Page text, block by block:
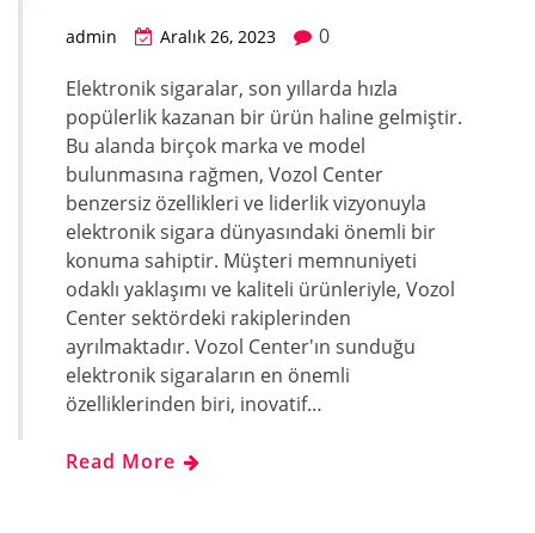
admin Aralık 26, 2023
0
Elektronik sigaralar, son yıllarda hızla
popülerlik kazanan bir ürün haline gelmiştir.
Bu alanda birçok marka ve model
bulunmasına rağmen, Vozol Center
benzersiz özellikleri ve liderlik vizyonuyla
elektronik sigara dünyasındaki önemli bir
konuma sahiptir. Müşteri memnuniyeti
odaklı yaklaşımı ve kaliteli ürünleriyle, Vozol
Center sektördeki rakiplerinden
ayrılmaktadır. Vozol Center'ın sunduğu
elektronik sigaraların en önemli
özelliklerinden biri, inovatif…
Read More